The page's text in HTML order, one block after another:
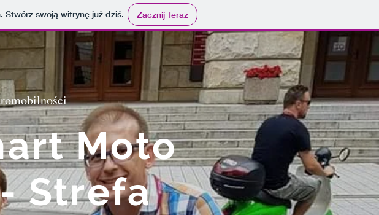
. Stwórz swoją witrynę już dziś. Zacznij Teraz
Moto
Strefa